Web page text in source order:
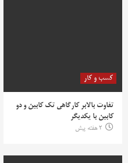
کسب و کار
تفاوت بالابر کارگاهی تک کابین و دو
کابین با یکدیگر
2 هفته پیش